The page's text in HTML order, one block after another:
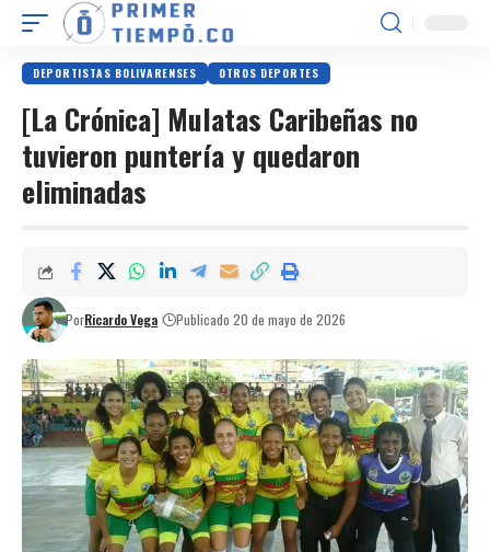
DEPORTISTAS BOLIVARENSES OTROS DEPORTES
[La Crónica] Mulatas Caribeñas no
tuvieron puntería y quedaron
eliminadas
PorRicardo Vega Publicado 20 de mayo de 2026